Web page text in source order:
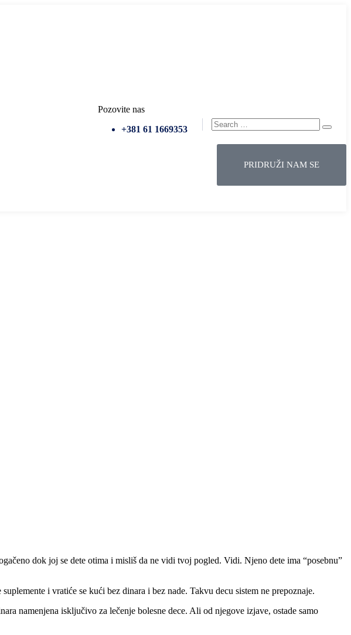
Pozovite nas
+381 61 1669353
PRIDRUŽI NAM SE
dok joj se dete otima i misliš da ne vidi tvoj pogled. Vidi. Njeno dete ima “posebnu”
i vratiće se kući bez dinara i bez nade. Takvu decu sistem ne prepoznaje.
namenjena isključivo za lečenje bolesne dece. Ali od njegove izjave, ostade samo